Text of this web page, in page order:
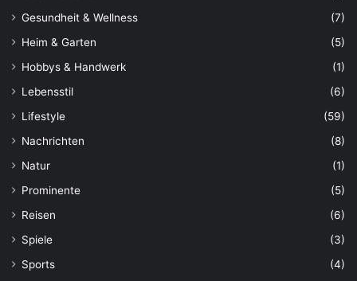
Gesundheit & Wellness
(7)
Heim & Garten
(5)
Hobbys & Handwerk
(1)
Lebensstil
(6)
Lifestyle
(59)
Nachrichten
(8)
Natur
(1)
Prominente
(5)
Reisen
(6)
Spiele
(3)
Sports
(4)